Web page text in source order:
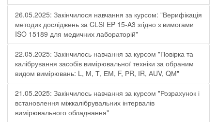
26.05.2025: Закінчилося навчання за курсом: "Верифікація
методик досліджень за CLSI EP 15-A3 згідно з вимогами
ISO 15189 для медичних лабораторій"
22.05.2025: Закінчилось навчання за курсом "Повірка та
калібрування засобів вимірювальної техніки за обраним
видом вимірювань: L, М, Т, ЕМ, F, РR, ІR, АUV, QМ"
21.05.2025: Закінчилось навчання за курсом "Розрахунок і
встановлення міжкалібрувальних інтервалів
вимірювального обладнання"